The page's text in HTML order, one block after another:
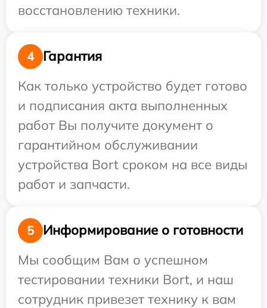
восстановлению техники.
4
Гарантия
Как только устройство будет готово
и подписания акта выполненных
работ Вы получите документ о
гарантийном обслуживании
устройства Bort сроком на все виды
работ и запчасти.
5
Информирование о готовности
Мы сообщим Вам о успешном
тестировании техники Bort, и наш
сотрудник привезет технику к вам